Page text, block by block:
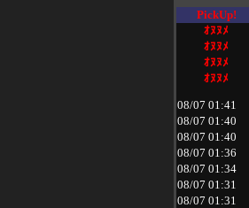
PickUp!
ｵﾇﾇﾒ
ｵﾇﾇﾒ
ｵﾇﾇﾒ
ｵﾇﾇﾒ
08/07 01:41
08/07 01:40
08/07 01:40
08/07 01:36
08/07 01:34
08/07 01:31
08/07 01:31